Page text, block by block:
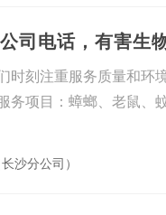
司电话，有害生
时刻注重服务质量和环
务项目：蟑螂、老鼠、
沙分公司）